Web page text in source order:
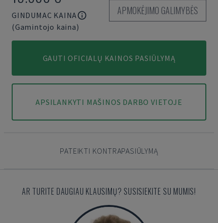
GINDUMAC KAINA
(Gamintojo kaina)
APMOKĖJIMO GALIMYBĖS
GAUTI OFICIALŲ KAINOS PASIŪLYMĄ
APSILANKYTI MAŠINOS DARBO VIETOJE
PATEIKTI KONTRAPASIŪLYMĄ
AR TURITE DAUGIAU KLAUSIMŲ? SUSISIEKITE SU MUMIS!